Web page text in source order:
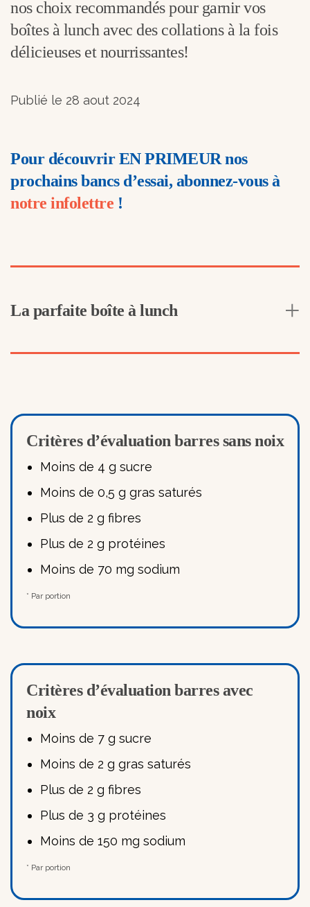
nos choix recommandés pour garnir vos
boîtes à lunch avec des collations à la fois
délicieuses et nourrissantes!
Publié le 28 aout 2024
Pour découvrir EN PRIMEUR nos
prochains bancs d’essai, abonnez-vous à
notre infolettre !
La parfaite boîte à lunch
Critères d’évaluation barres sans noix
Moins de 4 g sucre
Moins de 0,5 g gras saturés
Plus de 2 g fibres
Plus de 2 g protéines
Moins de 70 mg sodium
* Par portion
Critères d’évaluation barres avec
noix
Moins de 7 g sucre
Moins de 2 g gras saturés
Plus de 2 g fibres
Plus de 3 g protéines
Moins de 150 mg sodium
* Par portion